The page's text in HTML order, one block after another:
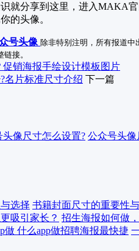
就分享到这里，进入MAKA官
的头像。
号头像 除非特别注明，所有报道
接。
销海报手绘设计模板图片
名片标准尺寸介绍 下一篇
公众号头像
书籍封面尺寸的重要性
招生海报如何做